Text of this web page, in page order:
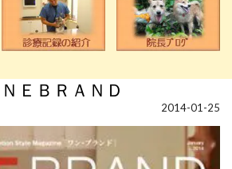
ＥＢＲＡＮＤ
2014-01-25